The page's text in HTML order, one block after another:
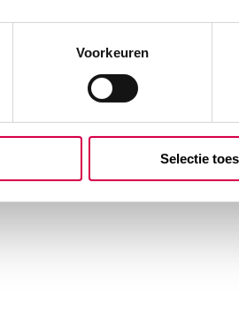
Voorkeuren
Selectie